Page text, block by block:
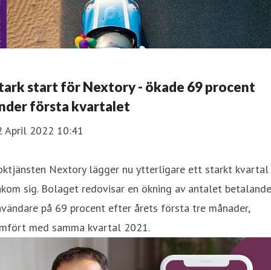
start för Nextory - ökade 69 procent
första kvartalet
April 2022 10:41
Nextory lägger nu ytterligare ett starkt kvartal
sig. Bolaget redovisar en ökning av antalet betalande
på 69 procent efter årets första tre månader,
med samma kvartal 2021.